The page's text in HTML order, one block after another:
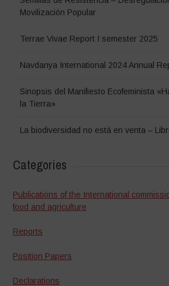
Movilización Popular
Terrae Vivae Report I semester 2025
Navdanya International 2024 Annual
Sinopsis del Manifiesto Ecofeminista
la Tierra»
La biodiversidad no está en venta –
Categories
Publications of the International
food and agriculture
Reports
Position Papers
Declarations